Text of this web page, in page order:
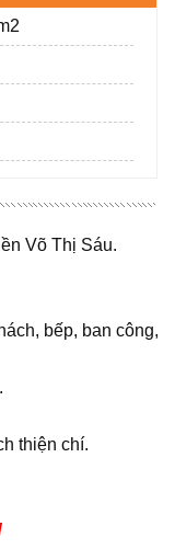
Võ Thị Sáu.
bếp, ban công,
thiện chí.